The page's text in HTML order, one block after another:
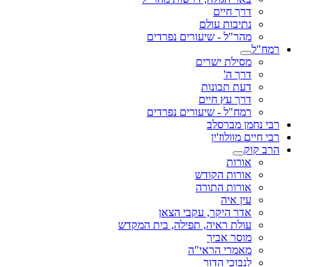
דרך חיים
נתיבות עולם
מהר"ל - שיעורים נפרדים
רמח"ל
מסילת ישרים
דרך ה'
דעת תבונות
דרך עץ חיים
רמח"ל - שיעורים נפרדים
רבי נחמן מברסלב
רבי חיים מוולוז'ין
הרב קוק
אורות
אורות הקודש
אורות התורה
עין איה
אדר היקר, עקבי הצאן
עולת ראיה, תפילה, בית המקדש
מוסר אביך
מאמרי הראי"ה
לנבוכי הדור